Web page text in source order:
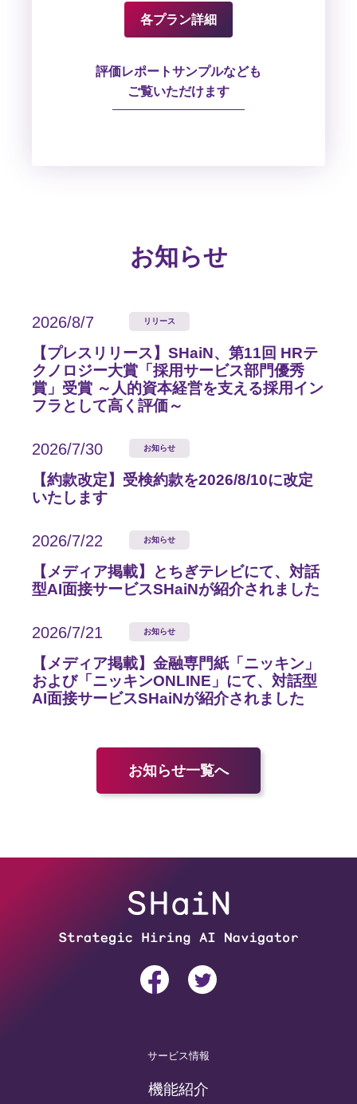
各プラン詳細
評価レポートサンプルなども
ご覧いただけます
お知らせ
2026/8/7 リリース
【プレスリリース】SHaiN、第11回 HRテ
クノロジー大賞「採用サービス部門優秀
賞」受賞 ～人的資本経営を支える採用イン
フラとして高く評価～
2026/7/30 お知らせ
【約款改定】受検約款を2026/8/10に改定
いたします
2026/7/22 お知らせ
【メディア掲載】とちぎテレビにて、対話
型AI面接サービスSHaiNが紹介されました
2026/7/21 お知らせ
【メディア掲載】金融専門紙「ニッキン」
および「ニッキンONLINE」にて、対話型
AI面接サービスSHaiNが紹介されました
お知らせ一覧へ
サービス情報
機能紹介